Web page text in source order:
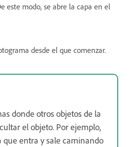
este modo, se abre la capa en el
desde el que comenzar.
donde otros objetos de la
el objeto. Por ejemplo,
que entra y sale caminando